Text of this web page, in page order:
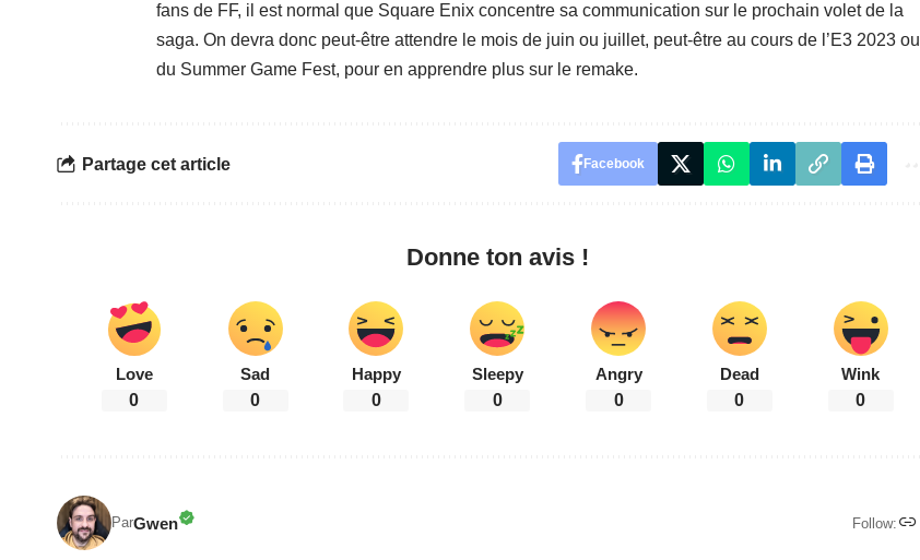
fans de FF, il est normal que Square Enix concentre sa communication sur le prochain volet de la
saga. On devra donc peut-être attendre le mois de juin ou juillet, peut-être au cours de l’E3 2023 ou
du Summer Game Fest, pour en apprendre plus sur le remake.
Partage cet article Facebook
Donne ton avis !
Love
0
Sad
0
Happy
0
Sleepy
0
Angry
0
Dead
0
Wink
0
ParGwen Follow: